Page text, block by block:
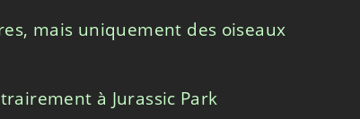
mais uniquement des oiseaux
à Jurassic Park